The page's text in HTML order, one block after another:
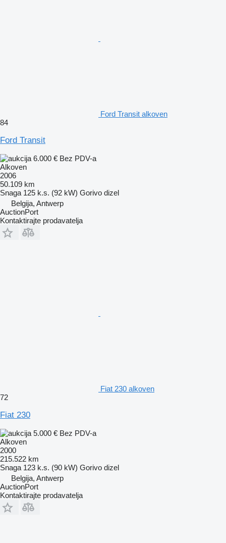
Ford Transit alkoven
84
Ford Transit
6.000 € Bez PDV-a
Alkoven
2006
50.109 km
Snaga 125 k.s. (92 kW) Gorivo dizel
Belgija, Antwerp
AuctionPort
Kontaktirajte prodavatelja
Fiat 230 alkoven
72
Fiat 230
5.000 € Bez PDV-a
Alkoven
2000
215.522 km
Snaga 123 k.s. (90 kW) Gorivo dizel
Belgija, Antwerp
AuctionPort
Kontaktirajte prodavatelja